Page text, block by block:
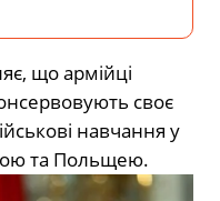
що армійці
своє
навчання у
та Польщею.